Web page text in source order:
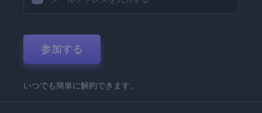
参加する
いつでも簡単に解約できます。